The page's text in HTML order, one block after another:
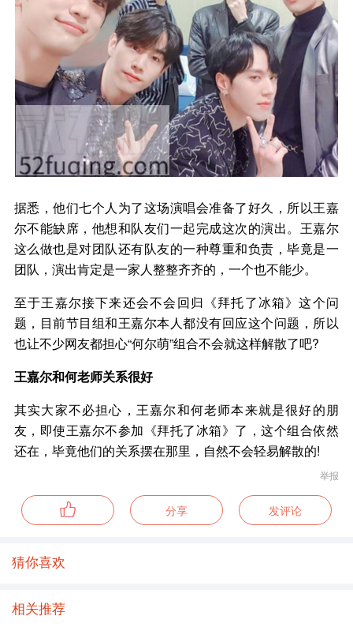
据悉，他们七个人为了这场演唱会准备了好久，所以王嘉
尔不能缺席，他想和队友们一起完成这次的演出。王嘉尔
这么做也是对团队还有队友的一种尊重和负责，毕竟是一
团队，演出肯定是一家人整整齐齐的，一个也不能少。
至于王嘉尔接下来还会不会回归《拜托了冰箱》这个问
题，目前节目组和王嘉尔本人都没有回应这个问题，所以
也让不少网友都担心“何尔萌”组合不会就这样解散了吧?
王嘉尔和何老师关系很好
其实大家不必担心，王嘉尔和何老师本来就是很好的朋
友，即使王嘉尔不参加《拜托了冰箱》了，这个组合依然
还在，毕竟他们的关系摆在那里，自然不会轻易解散的!
举报
分享 发评论
猜你喜欢
相关推荐